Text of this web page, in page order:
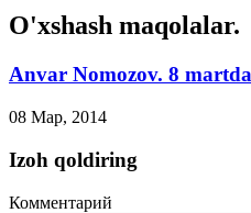
O'xshash maqolalar.
Anvar Nomozov. 8
08 Мар, 2014
Izoh qoldiring
Комментарий